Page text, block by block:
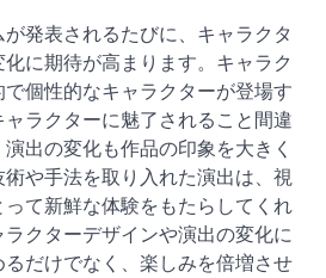
発表されるたびに、キャラクタ
に期待が高まります。キャラク
個性的なキャラクターが登場す
ラクターに魅了されること間違
出の変化も作品の印象を大きく
や手法を取り入れた演出は、視
て新鮮な体験をもたらしてくれ
クターデザインや演出の変化に
だけでなく、楽しみを倍増させ